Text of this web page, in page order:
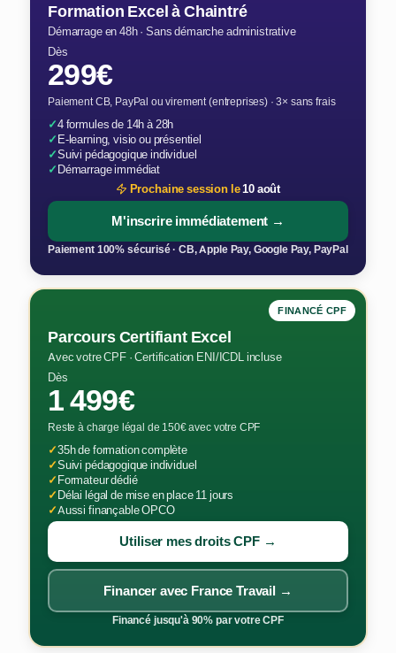
Formation Excel à Chaintré
Démarrage en 48h · Sans démarche administrative
Dès
299€
Paiement CB, PayPal ou virement (entreprises) · 3× sans frais
✓4 formules de 14h à 28h
✓E-learning, visio ou présentiel
✓Suivi pédagogique individuel
✓Démarrage immédiat
Prochaine session le10 août
M'inscrire immédiatement →
Paiement 100% sécurisé · CB, Apple Pay, Google Pay, PayPal
FINANCÉ CPF
Parcours Certifiant Excel
Avec votre CPF · Certification ENI/ICDL incluse
Dès
1 499€
Reste à charge légal de 150€ avec votre CPF
✓35h de formation complète
✓Suivi pédagogique individuel
✓Formateur dédié
✓Délai légal de mise en place 11 jours
✓Aussi finançable OPCO
Utiliser mes droits CPF →
Financer avec France Travail →
Financé jusqu'à 90% par votre CPF